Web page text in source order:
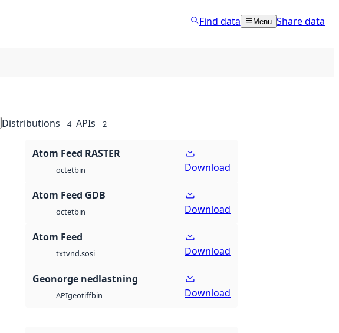
Find data Menu Share data
Distributions 4 APIs 2
Atom Feed RASTER
octetbin Download
Atom Feed GDB
octetbin Download
Atom Feed
txtvnd.sosi Download
Geonorge nedlastning
APIgeotiffbin Download